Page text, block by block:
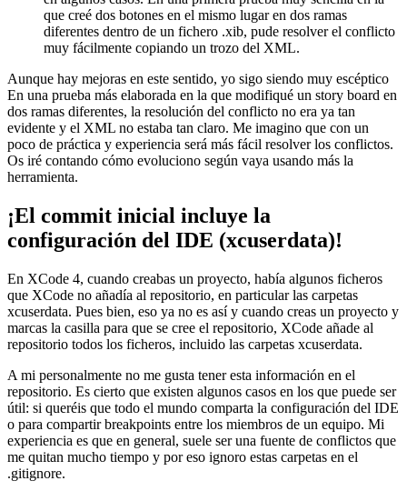
que creé dos botones en el mismo lugar en dos ramas
diferentes dentro de un fichero .xib, pude resolver el conflicto
muy fácilmente copiando un trozo del XML.
Aunque hay mejoras en este sentido, yo sigo siendo muy escéptico
En una prueba más elaborada en la que modifiqué un story board en
dos ramas diferentes, la resolución del conflicto no era ya tan
evidente y el XML no estaba tan claro. Me imagino que con un
poco de práctica y experiencia será más fácil resolver los conflictos.
Os iré contando cómo evoluciono según vaya usando más la
herramienta.
¡El commit inicial incluye la
configuración del IDE (xcuserdata)!
En XCode 4, cuando creabas un proyecto, había algunos ficheros
que XCode no añadía al repositorio, en particular las carpetas
xcuserdata. Pues bien, eso ya no es así y cuando creas un proyecto y
marcas la casilla para que se cree el repositorio, XCode añade al
repositorio todos los ficheros, incluido las carpetas xcuserdata.
A mi personalmente no me gusta tener esta información en el
repositorio. Es cierto que existen algunos casos en los que puede ser
útil: si queréis que todo el mundo comparta la configuración del IDE
o para compartir breakpoints entre los miembros de un equipo. Mi
experiencia es que en general, suele ser una fuente de conflictos que
me quitan mucho tiempo y por eso ignoro estas carpetas en el
.gitignore.